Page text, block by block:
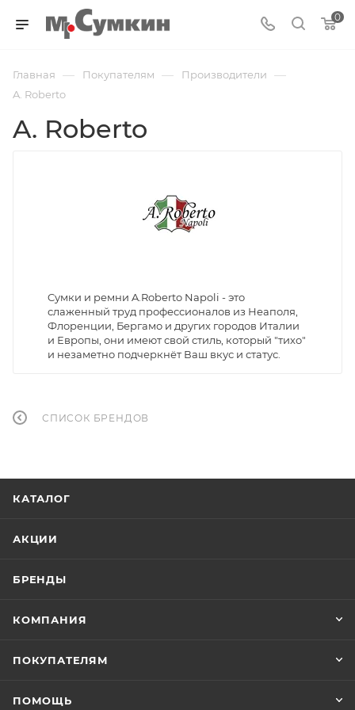
0
Главная — Покупателям — Производители —
A. Roberto
A. Roberto
Cумки и ремни A.Roberto Napoli - это
слаженный труд профессионалов из Неаполя,
Флоренции, Бергамо и других городов Италии
и Европы, они имеют свой стиль, который "тихо"
и незаметно подчеркнёт Ваш вкус и статус.
СПИСОК БРЕНДОВ
КАТАЛОГ
АКЦИИ
БРЕНДЫ
КОМПАНИЯ
ПОКУПАТЕЛЯМ
ПОМОЩЬ